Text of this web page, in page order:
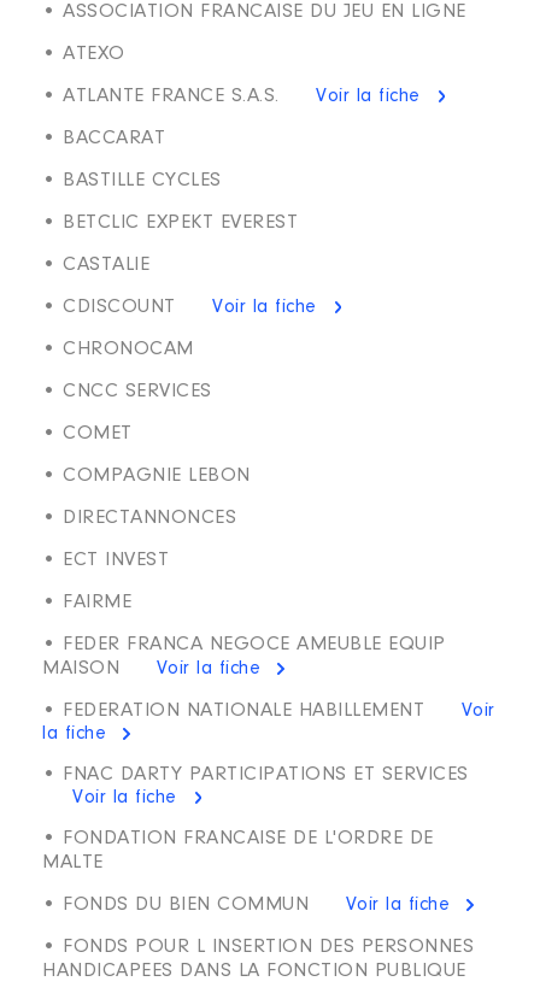
• ASSOCIATION FRANCAISE DU JEU EN LIGNE
• ATEXO
• ATLANTE FRANCE S.A.S. Voir la fiche
• BACCARAT
• BASTILLE CYCLES
• BETCLIC EXPEKT EVEREST
• CASTALIE
• CDISCOUNT Voir la fiche
• CHRONOCAM
• CNCC SERVICES
• COMET
• COMPAGNIE LEBON
• DIRECTANNONCES
• ECT INVEST
• FAIRME
• FEDER FRANCA NEGOCE AMEUBLE EQUIP
MAISON
Voir la fiche
• FEDERATION NATIONALE HABILLEMENT
Voir
la fiche
• FNAC DARTY PARTICIPATIONS ET SERVICES
Voir la fiche
• FONDATION FRANCAISE DE L'ORDRE DE
MALTE
• FONDS DU BIEN COMMUN Voir la fiche
• FONDS POUR L INSERTION DES PERSONNES
HANDICAPEES DANS LA FONCTION PUBLIQUE